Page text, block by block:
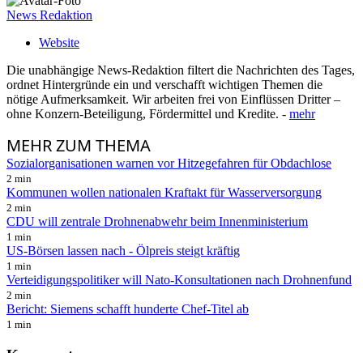
News Redaktion
Website
Die unabhängige News-Redaktion filtert die Nachrichten des Tages,
ordnet Hintergründe ein und verschafft wichtigen Themen die
nötige Aufmerksamkeit. Wir arbeiten frei von Einflüssen Dritter –
ohne Konzern-Beteiligung, Fördermittel und Kredite. - mehr
MEHRZUM THEMA
Sozialorganisationen warnen vor Hitzegefahren für Obdachlose
2 min
Kommunen wollen nationalen Kraftakt für Wasserversorgung
2 min
CDU will zentrale Drohnenabwehr beim Innenministerium
1 min
US-Börsen lassen nach - Ölpreis steigt kräftig
1 min
Verteidigungspolitiker will Nato-Konsultationen nach Drohnenfund
2 min
Bericht: Siemens schafft hunderte Chef-Titel ab
1 min